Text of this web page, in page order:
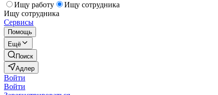
Ищу работу
Ищу сотрудника
Ищу сотрудника
Сервисы
Помощь
Ещё
Поиск
Адлер
Войти
Войти